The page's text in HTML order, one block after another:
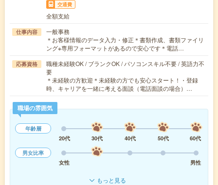
交通費
全額支給
仕事内容
一般事務
＊お客様情報のデータ入力・修正＊書類作成、書類ファイリ
ング※専用フォーマットがあるので安心です＊電話…
応募資格
職種未経験OK / ブランクOK / パソコンスキル不要 / 英語力不
要
＊未経験の方歓迎＊未経験の方でも安心スタート！・登録
時、キャリアを一緒に考える面談（電話面談の場合）…
職場の雰囲気
年齢層
20代
30代 40代 50代
60代
男女比率
女性
男性
もっと見る